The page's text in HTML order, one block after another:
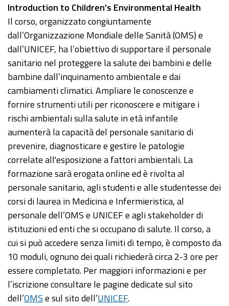
Introduction to Children's Environmental Health
Il corso, organizzato congiuntamente
dall’Organizzazione Mondiale delle Sanità (OMS) e
dall’UNICEF, ha l’obiettivo di supportare il personale
sanitario nel proteggere la salute dei bambini e delle
bambine dall’inquinamento ambientale e dai
cambiamenti climatici. Ampliare le conoscenze e
fornire strumenti utili per riconoscere e mitigare i
rischi ambientali sulla salute in età infantile
aumenterà la capacità del personale sanitario di
prevenire, diagnosticare e gestire le patologie
correlate all'esposizione a fattori ambientali. La
formazione sarà erogata online ed è rivolta al
personale sanitario, agli studenti e alle studentesse dei
corsi di laurea in Medicina e Infermieristica, al
personale dell’OMS e UNICEF e agli stakeholder di
istituzioni ed enti che si occupano di salute. Il corso, a
cui si può accedere senza limiti di tempo, è composto da
10 moduli, ognuno dei quali richiederà circa 2-3 ore per
essere completato. Per maggiori informazioni e per
l’iscrizione consultare le pagine dedicate sul sito
dell’OMSe sul sito dell’UNICEF.